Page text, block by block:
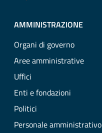
AMMINISTRAZIONE
Organi di governo
Aree amministrative
Uffici
Enti e fondazioni
Politici
Personale amministrativo